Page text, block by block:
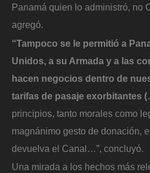
Panamá quien lo administró, no
agregó.
“Tampoco se le permitió a
Unidos, a su Armada y a las
hacen negocios dentro de
tarifas de pasaje exorbitantes
principios, tanto morales como
magnánimo gesto de donación,
devuelva el Canal…”, concluyó.
Una mirada a los hechos más